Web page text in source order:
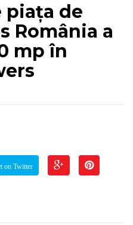
piața de
România a
mp în
on Twitter